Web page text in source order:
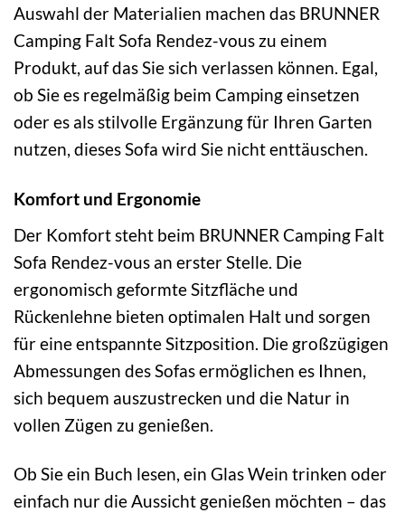
Auswahl der Materialien machen das BRUNNER
Camping Falt Sofa Rendez-vous zu einem
Produkt, auf das Sie sich verlassen können. Egal,
ob Sie es regelmäßig beim Camping einsetzen
oder es als stilvolle Ergänzung für Ihren Garten
nutzen, dieses Sofa wird Sie nicht enttäuschen.
Komfort und Ergonomie
Der Komfort steht beim BRUNNER Camping Falt
Sofa Rendez-vous an erster Stelle. Die
ergonomisch geformte Sitzfläche und
Rückenlehne bieten optimalen Halt und sorgen
für eine entspannte Sitzposition. Die großzügigen
Abmessungen des Sofas ermöglichen es Ihnen,
sich bequem auszustrecken und die Natur in
vollen Zügen zu genießen.
Ob Sie ein Buch lesen, ein Glas Wein trinken oder
einfach nur die Aussicht genießen möchten – das